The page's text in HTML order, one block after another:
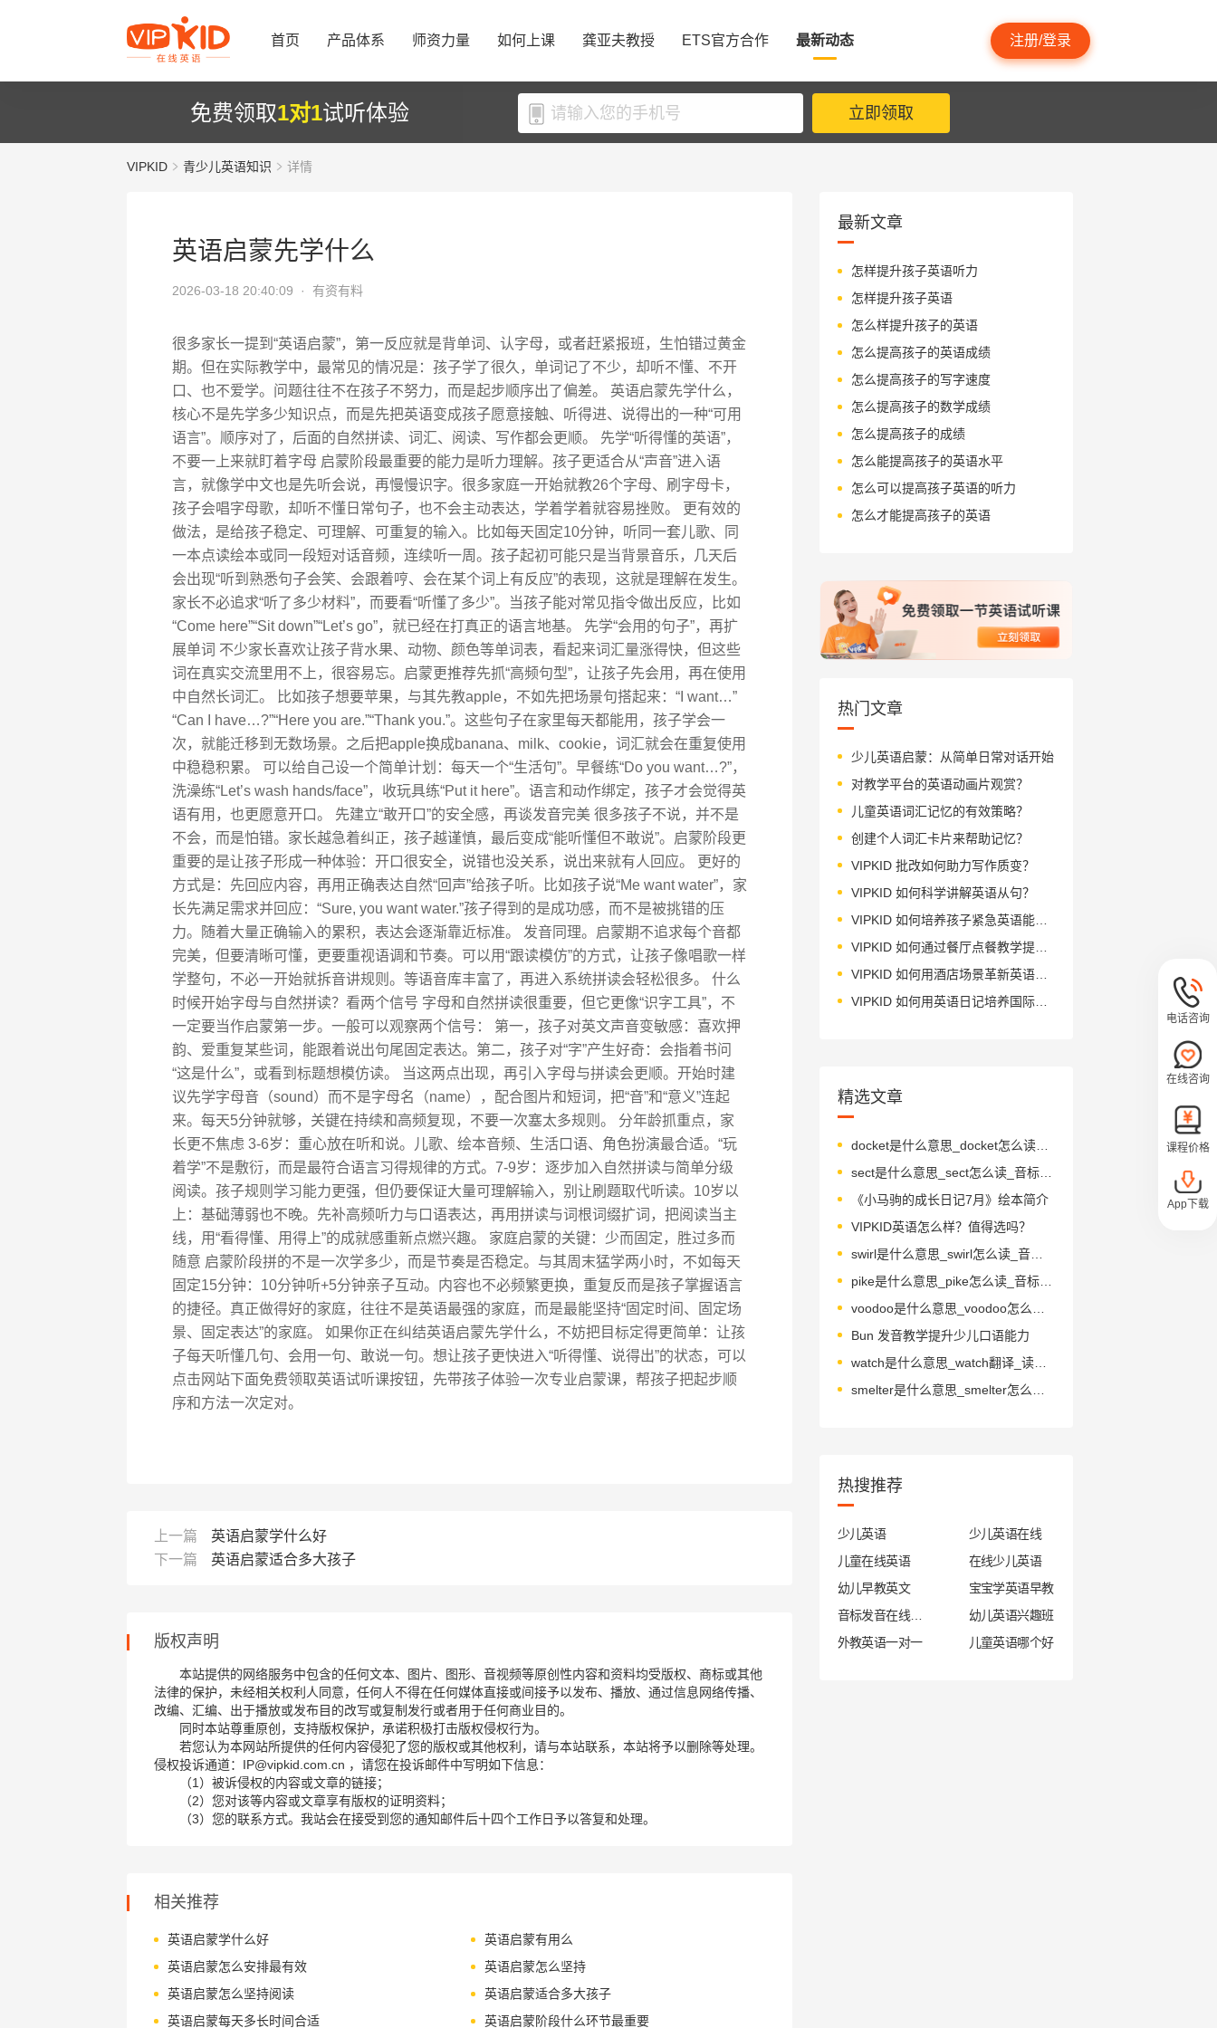
首页 产品体系 师资力量 如何上课 龚亚夫教授 ETS官方合作 最新动态 注册/登录
免费领取1对1试听体验 立即领取
VIPKID 青少儿英语知识 详情
英语启蒙先学什么
2026-03-18 20:40:09 · 有资有料
很多家长一提到“英语启蒙”，第一反应就是背单词、认字母，或者赶紧报班，生怕错过黄金
期。但在实际教学中，最常见的情况是：孩子学了很久，单词记了不少，却听不懂、不开
口、也不爱学。问题往往不在孩子不努力，而是起步顺序出了偏差。 英语启蒙先学什么，
核心不是先学多少知识点，而是先把英语变成孩子愿意接触、听得进、说得出的一种“可用
语言”。顺序对了，后面的自然拼读、词汇、阅读、写作都会更顺。 先学“听得懂的英语”，
不要一上来就盯着字母 启蒙阶段最重要的能力是听力理解。孩子更适合从“声音”进入语
言，就像学中文也是先听会说，再慢慢识字。很多家庭一开始就教26个字母、刷字母卡，
孩子会唱字母歌，却听不懂日常句子，也不会主动表达，学着学着就容易挫败。 更有效的
做法，是给孩子稳定、可理解、可重复的输入。比如每天固定10分钟，听同一套儿歌、同
一本点读绘本或同一段短对话音频，连续听一周。孩子起初可能只是当背景音乐，几天后
会出现“听到熟悉句子会笑、会跟着哼、会在某个词上有反应”的表现，这就是理解在发生。
家长不必追求“听了多少材料”，而要看“听懂了多少”。当孩子能对常见指令做出反应，比如
“Come here”“Sit down”“Let’s go”，就已经在打真正的语言地基。 先学“会用的句子”，再扩
展单词 不少家长喜欢让孩子背水果、动物、颜色等单词表，看起来词汇量涨得快，但这些
词在真实交流里用不上，很容易忘。启蒙更推荐先抓“高频句型”，让孩子先会用，再在使用
中自然长词汇。 比如孩子想要苹果，与其先教apple，不如先把场景句搭起来：“I want…”
“Can I have…?”“Here you are.”“Thank you.”。这些句子在家里每天都能用，孩子学会一
次，就能迁移到无数场景。之后把apple换成banana、milk、cookie，词汇就会在重复使用
中稳稳积累。 可以给自己设一个简单计划：每天一个“生活句”。早餐练“Do you want…?”，
洗澡练“Let’s wash hands/face”，收玩具练“Put it here”。语言和动作绑定，孩子才会觉得英
语有用，也更愿意开口。 先建立“敢开口”的安全感，再谈发音完美 很多孩子不说，并不是
不会，而是怕错。家长越急着纠正，孩子越谨慎，最后变成“能听懂但不敢说”。启蒙阶段更
重要的是让孩子形成一种体验：开口很安全，说错也没关系，说出来就有人回应。 更好的
方式是：先回应内容，再用正确表达自然“回声”给孩子听。比如孩子说“Me want water”，家
长先满足需求并回应：“Sure, you want water.”孩子得到的是成功感，而不是被挑错的压
力。随着大量正确输入的累积，表达会逐渐靠近标准。 发音同理。启蒙期不追求每个音都
完美，但要清晰可懂，更要重视语调和节奏。可以用“跟读模仿”的方式，让孩子像唱歌一样
学整句，不必一开始就拆音讲规则。等语音库丰富了，再进入系统拼读会轻松很多。 什么
时候开始字母与自然拼读？看两个信号 字母和自然拼读很重要，但它更像“识字工具”，不
一定要当作启蒙第一步。一般可以观察两个信号： 第一，孩子对英文声音变敏感：喜欢押
韵、爱重复某些词，能跟着说出句尾固定表达。第二，孩子对“字”产生好奇：会指着书问
“这是什么”，或看到标题想模仿读。 当这两点出现，再引入字母与拼读会更顺。开始时建
议先学字母音（sound）而不是字母名（name），配合图片和短词，把“音”和“意义”连起
来。每天5分钟就够，关键在持续和高频复现，不要一次塞太多规则。 分年龄抓重点，家
长更不焦虑 3-6岁：重心放在听和说。儿歌、绘本音频、生活口语、角色扮演最合适。“玩
着学”不是敷衍，而是最符合语言习得规律的方式。7-9岁：逐步加入自然拼读与简单分级
阅读。孩子规则学习能力更强，但仍要保证大量可理解输入，别让刷题取代听读。10岁以
上：基础薄弱也不晚。先补高频听力与口语表达，再用拼读与词根词缀扩词，把阅读当主
线，用“看得懂、用得上”的成就感重新点燃兴趣。 家庭启蒙的关键：少而固定，胜过多而
随意 启蒙阶段拼的不是一次学多少，而是节奏是否稳定。与其周末猛学两小时，不如每天
固定15分钟：10分钟听+5分钟亲子互动。内容也不必频繁更换，重复反而是孩子掌握语言
的捷径。真正做得好的家庭，往往不是英语最强的家庭，而是最能坚持“固定时间、固定场
景、固定表达”的家庭。 如果你正在纠结英语启蒙先学什么，不妨把目标定得更简单：让孩
子每天听懂几句、会用一句、敢说一句。想让孩子更快进入“听得懂、说得出”的状态，可以
点击网站下面免费领取英语试听课按钮，先带孩子体验一次专业启蒙课，帮孩子把起步顺
序和方法一次定对。
上一篇
英语启蒙学什么好
下一篇
英语启蒙适合多大孩子
版权声明
本站提供的网络服务中包含的任何文本、图片、图形、音视频等原创性内容和资料均受版权、商标或其他
法律的保护，未经相关权利人同意，任何人不得在任何媒体直接或间接予以发布、播放、通过信息网络传播、
改编、汇编、出于播放或发布目的改写或复制发行或者用于任何商业目的。
同时本站尊重原创，支持版权保护，承诺积极打击版权侵权行为。
若您认为本网站所提供的任何内容侵犯了您的版权或其他权利，请与本站联系，本站将予以删除等处理。
侵权投诉通道：IP@vipkid.com.cn ，请您在投诉邮件中写明如下信息：
（1）被诉侵权的内容或文章的链接；
（2）您对该等内容或文章享有版权的证明资料；
（3）您的联系方式。我站会在接受到您的通知邮件后十四个工作日予以答复和处理。
相关推荐
英语启蒙学什么好
英语启蒙有用么
英语启蒙怎么安排最有效
英语启蒙怎么坚持
英语启蒙怎么坚持阅读
英语启蒙适合多大孩子
英语启蒙每天多长时间合适
英语启蒙阶段什么环节最重要
最新文章
怎样提升孩子英语听力
怎样提升孩子英语
怎么样提升孩子的英语
怎么提高孩子的英语成绩
怎么提高孩子的写字速度
怎么提高孩子的数学成绩
怎么提高孩子的成绩
怎么能提高孩子的英语水平
怎么可以提高孩子英语的听力
怎么才能提高孩子的英语
热门文章
少儿英语启蒙：从简单日常对话开始
对教学平台的英语动画片观赏？
儿童英语词汇记忆的有效策略？
创建个人词汇卡片来帮助记忆？
VIPKID 批改如何助力写作质变？
VIPKID 如何科学讲解英语从句？
VIPKID 如何培养孩子紧急英语能力？
VIPKID 如何通过餐厅点餐教学提升少儿英语应用能力？
VIPKID 如何用酒店场景革新英语教学？
VIPKID 如何用英语日记培养国际化人才？
精选文章
docket是什么意思_docket怎么读_音标'dɒkɪt
sect是什么意思_sect怎么读_音标sekt
《小马驹的成长日记7月》绘本简介
VIPKID英语怎么样？值得选吗？
swirl是什么意思_swirl怎么读_音标swɜ-l
pike是什么意思_pike怎么读_音标paɪk
Bun 发音教学提升少儿口语能力
watch是什么意思_watch翻译_读音_用法_翻译
热搜推荐
少儿英语
少儿英语在线
儿童在线英语
在线少儿英语
幼儿早教英文
宝宝学英语早教
幼儿英语兴趣班
外教英语一对一
儿童英语哪个好
电话咨询
在线咨询
课程价格
App下载